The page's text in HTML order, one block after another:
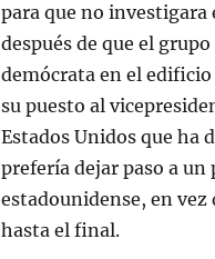
para que no investigara
después de que el
demócrata en el
su puesto al
Estados Unidos que ha
prefería dejar paso a un
estadounidense, en vez
hasta el final.